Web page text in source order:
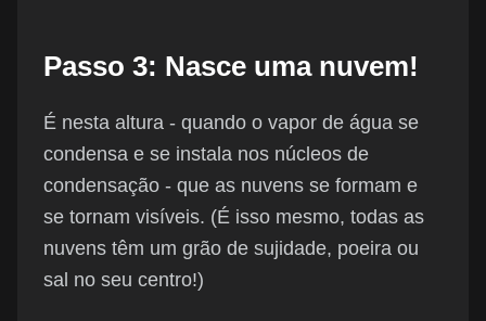
Passo 3: Nasce uma nuvem!
É nesta altura - quando o vapor de água se
condensa e se instala nos núcleos de
condensação - que as nuvens se formam e
se tornam visíveis. (É isso mesmo, todas as
nuvens têm um grão de sujidade, poeira ou
sal no seu centro!)